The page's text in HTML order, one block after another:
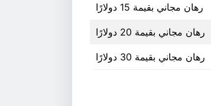
رهان مجاني بقيمة 15 دولارًا
رهان مجاني بقيمة 20 دولارًا
رهان مجاني بقيمة 30 دولارًا